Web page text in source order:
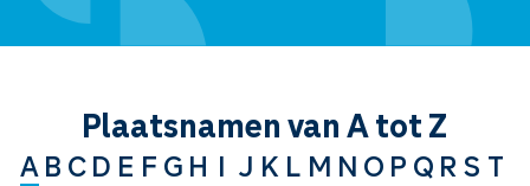
Plaatsnamen van A tot Z
AB CD E F G H I J K L M N O P Q RS T